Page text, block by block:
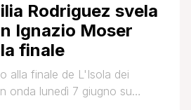
Rodriguez svela
Ignazio Moser
finale
alla finale de L'Isola dei
onda lunedì 7 giugno su